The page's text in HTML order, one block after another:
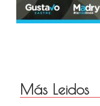
Más Leidos